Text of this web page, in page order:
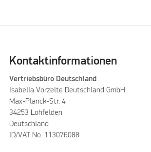
Kontaktinformationen
Vertriebsbüro Deutschland
Isabella Vorzelte Deutschland GmbH
Max-Planck-Str. 4
34253 Lohfelden
Deutschland
ID/VAT No. 113076088